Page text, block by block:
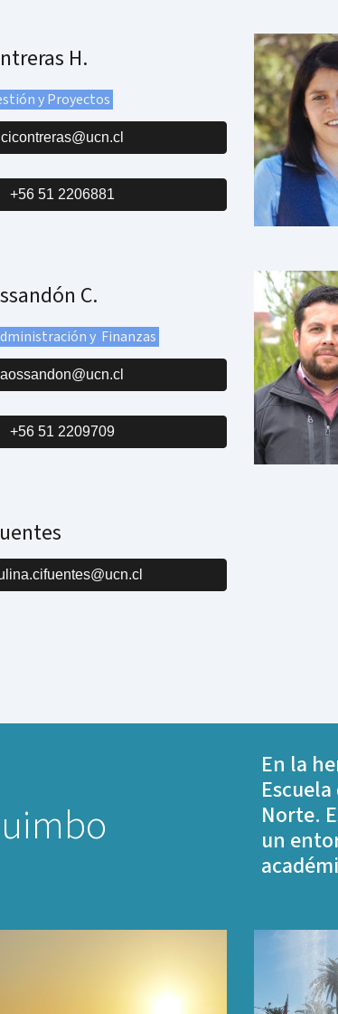
H.
y Proyectos
cicontreras@ucn.cl
+56 51 2206881
C.
y Finanzas
aossandon@ucn.cl
+56 51 2209709
En la
Norte.
un